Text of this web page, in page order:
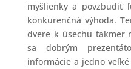
myšlienky a povzbudiť
konkurenčná výhoda.
dvere k úsechu takmer
sa dobrým
informácie a jedno